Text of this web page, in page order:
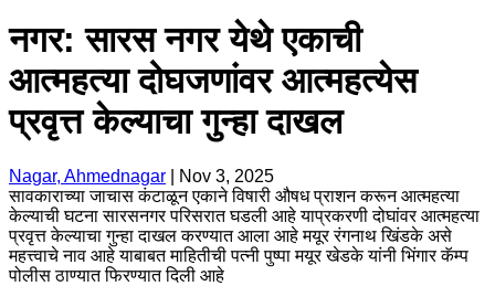
नगर: सारस नगर येथे एकाची
आत्महत्या दोघजणांवर आत्महत्येस
प्रवृत्त केल्याचा गुन्हा दाखल
Nagar, Ahmednagar
Nov 3, 2025
सावकाराच्या जाचास कंटाळून एकाने विषारी औषध प्राशन करून आत्महत्या
केल्याची घटना सारसनगर परिसरात घडली आहे याप्रकरणी दोघांवर आत्महत्या
प्रवृत्त केल्याचा गुन्हा दाखल करण्यात आला आहे मयूर रंगनाथ खिंडके असे
महत्त्वाचे नाव आहे याबाबत माहितीची पत्नी पुष्पा मयूर खेडके यांनी भिंगार कॅम्प
पोलीस ठाण्यात फिरण्यात दिली आहे